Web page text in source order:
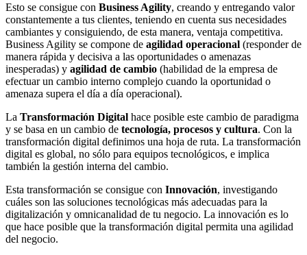
Esto se consigue con Business Agility, creando y entregando valor
constantemente a tus clientes, teniendo en cuenta sus necesidades
cambiantes y consiguiendo, de esta manera, ventaja competitiva.
Business Agility se compone de agilidad operacional (responder de
manera rápida y decisiva a las oportunidades o amenazas
inesperadas) y agilidad de cambio (habilidad de la empresa de
efectuar un cambio interno complejo cuando la oportunidad o
amenaza supera el día a día operacional).
La Transformación Digital hace posible este cambio de paradigma
y se basa en un cambio de tecnología, procesos y cultura. Con la
transformación digital definimos una hoja de ruta. La transformación
digital es global, no sólo para equipos tecnológicos, e implica
también la gestión interna del cambio.
Esta transformación se consigue con Innovación, investigando
cuáles son las soluciones tecnológicas más adecuadas para la
digitalización y omnicanalidad de tu negocio. La innovación es lo
que hace posible que la transformación digital permita una agilidad
del negocio.